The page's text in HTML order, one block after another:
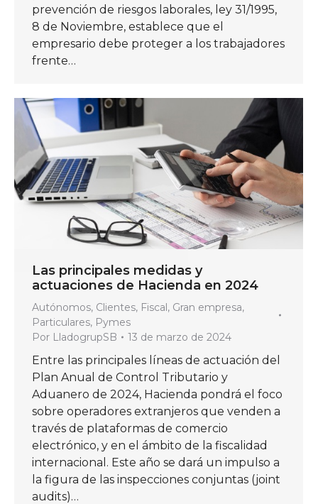
prevención de riesgos laborales, ley 31/1995,
8 de Noviembre, establece que el
empresario debe proteger a los trabajadores
frente…
Las principales medidas y
actuaciones de Hacienda en 2024
Autónomos, Clientes, Fiscal, Gran empresa,
Particulares, Pymes
Por LladogrupSB 13 de marzo de 2024
Entre las principales líneas de actuación del
Plan Anual de Control Tributario y
Aduanero de 2024, Hacienda pondrá el foco
sobre operadores extranjeros que venden a
través de plataformas de comercio
electrónico, y en el ámbito de la fiscalidad
internacional. Este año se dará un impulso a
la figura de las inspecciones conjuntas (joint
audits)…